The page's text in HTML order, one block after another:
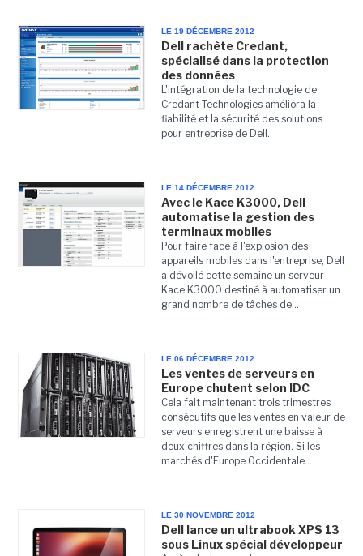
LE 19 DÉCEMBRE 2012
Dell rachète Credant,
spécialisé dans la protection
des données
L'intégration de la technologie de
Credant Technologies améliora la
fiabilité et la sécurité des solutions
pour entreprise de Dell.
LE 14 DÉCEMBRE 2012
Avec le Kace K3000, Dell
automatise la gestion des
terminaux mobiles
Pour faire face à l'explosion des
appareils mobiles dans l'entreprise, Dell
a dévoilé cette semaine un serveur
Kace K3000 destiné à automatiser un
grand nombre de tâches de...
LE 06 DÉCEMBRE 2012
Les ventes de serveurs en
Europe chutent selon IDC
Cela fait maintenant trois trimestres
consécutifs que les ventes en valeur de
serveurs enregistrent une baisse à
deux chiffres dans la région. Si les
marchés d'Europe Occidentale...
LE 30 NOVEMBRE 2012
Dell lance un ultrabook XPS 13
sous Linux spécial développeur